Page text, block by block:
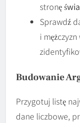
stronę
Sprawdź
i
Budowanie
Przygotuj listę
dane liczbowe,